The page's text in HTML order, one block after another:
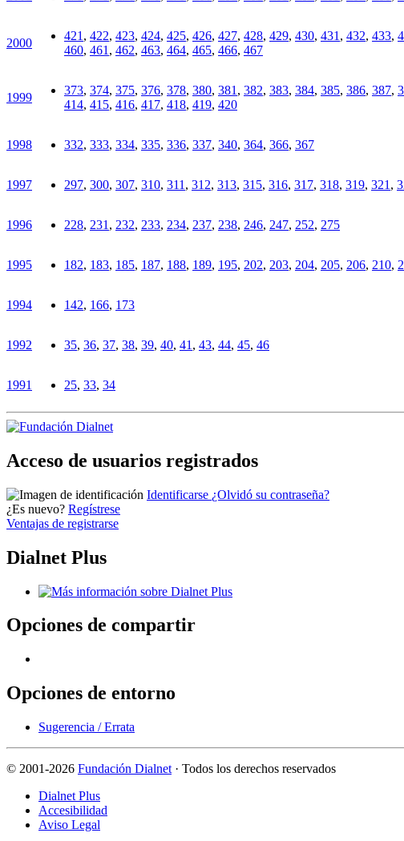
2000
421 , 422, 423, 424, 425, 426, 427, 428, 429, 430, 431 , 432, 433,
460, 461 , 462, 463, 464, 465, 466, 467
1999
373, 374, 375, 376, 378, 380, 381 , 382, 383, 384, 385, 386, 387,
414, 415, 416, 417, 418, 419, 420
1998 332, 333, 334, 335, 336, 337, 340, 364, 366, 367
1997 297, 300, 307, 310, 311 , 312, 313, 315, 316, 317, 318, 319, 321 ,
1996 228, 231 , 232, 233, 234, 237, 238, 246, 247, 252, 275
1995 182, 183, 185, 187, 188, 189, 195, 202, 203, 204, 205, 206, 210,
1994 142, 166, 173
1992 35, 36, 37, 38, 39, 40, 41 , 43, 44, 45, 46
1991 25, 33, 34
Acceso de usuarios registrados
Identificarse ¿Olvidó su contraseña?
¿Es nuevo? Regístrese
Ventajas de registrarse
Dialnet Plus
Opciones de compartir
Opciones de entorno
Sugerencia / Errata
© 2001-2026 Fundación Dialnet · Todos los derechos reservados
Dialnet Plus
Accesibilidad
Aviso Legal